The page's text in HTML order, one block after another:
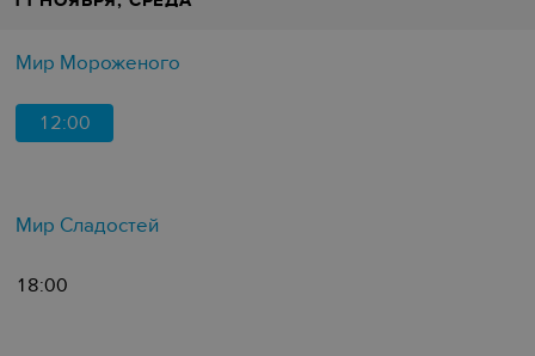
Мир Мороженого
12:00
Мир Сладостей
18:00